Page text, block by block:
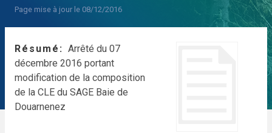
Page mise à jour le 08/12/2016
Résumé
Arrêté du 07
décembre 2016 portant
modification de la composition
de la CLE du SAGE Baie de
Douarnenez